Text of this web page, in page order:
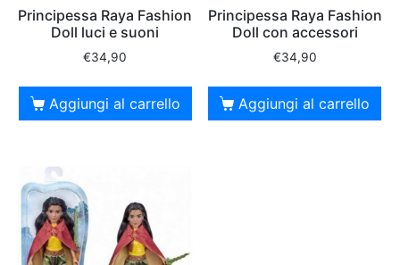
Principessa Raya Fashion
Doll luci e suoni
€34,90
Aggiungi al carrello
Principessa Raya Fashion
Doll con accessori
€34,90
Aggiungi al carrello